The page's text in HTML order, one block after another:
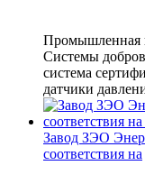
Промышленная
Системы
система
датчики
Завод ЗЭО
соответствия на